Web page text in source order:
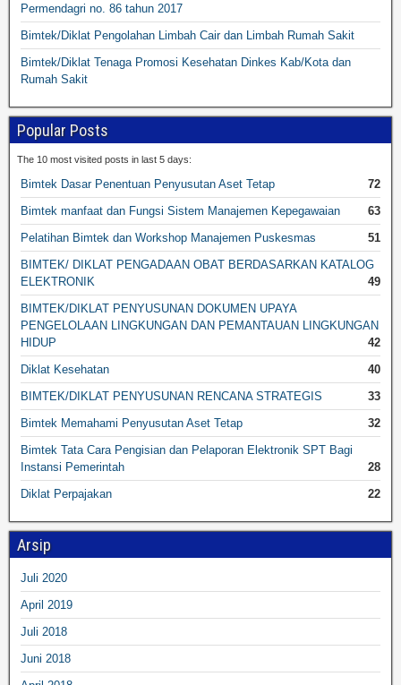
Permendagri no. 86 tahun 2017
Bimtek/Diklat Pengolahan Limbah Cair dan Limbah Rumah Sakit
Bimtek/Diklat Tenaga Promosi Kesehatan Dinkes Kab/Kota dan
Rumah Sakit
Popular Posts
The 10 most visited posts in last 5 days:
Bimtek Dasar Penentuan Penyusutan Aset Tetap
72
Bimtek manfaat dan Fungsi Sistem Manajemen Kepegawaian
63
Pelatihan Bimtek dan Workshop Manajemen Puskesmas
51
BIMTEK/ DIKLAT PENGADAAN OBAT BERDASARKAN KATALOG
ELEKTRONIK
49
BIMTEK/DIKLAT PENYUSUNAN DOKUMEN UPAYA
PENGELOLAAN LINGKUNGAN DAN PEMANTAUAN LINGKUNGAN
HIDUP
42
Diklat Kesehatan
40
BIMTEK/DIKLAT PENYUSUNAN RENCANA STRATEGIS
33
Bimtek Memahami Penyusutan Aset Tetap
32
Bimtek Tata Cara Pengisian dan Pelaporan Elektronik SPT Bagi
Instansi Pemerintah
28
Diklat Perpajakan
22
Arsip
Juli 2020
April 2019
Juli 2018
Juni 2018